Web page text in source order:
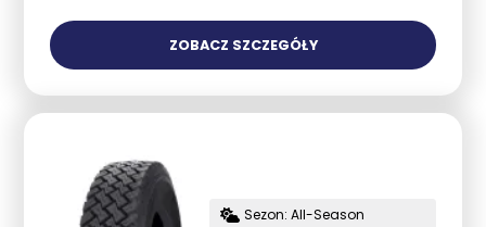
ZOBACZ SZCZEGÓŁY
Sezon: All-Season